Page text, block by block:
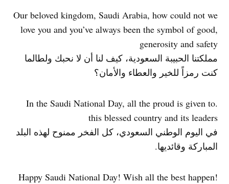
Our beloved kingdom, Saudi Arabia, how could not we
love you and you’ve always been the symbol of good,
generosity and safety
مملكتنا الحبيبة السعودية، كيف لنا أن لا نحبك ولطالما
كنت رمزاً للخير والعطاء والأمان؟
.In the Saudi National Day, all the proud is given to
this blessed country and its leaders
في اليوم الوطني السعودي، كل الفخر ممنوح لهذه البلد
المباركة وقائديها.
!Happy Saudi National Day! Wish all the best happen